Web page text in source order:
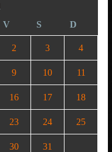
V S D
2 3 4
9 10 11
16 17 18
23 24 25
30 31